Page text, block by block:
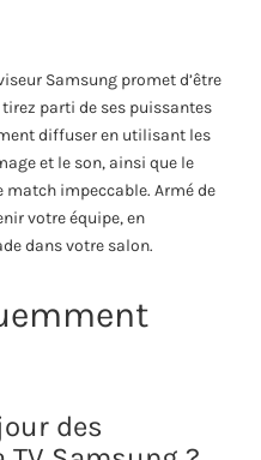
Samsung promet d’être
parti de ses puissantes
diffuser en utilisant les
et le son, ainsi que le
impeccable. Armé de
votre équipe, en
dans votre salon.
des